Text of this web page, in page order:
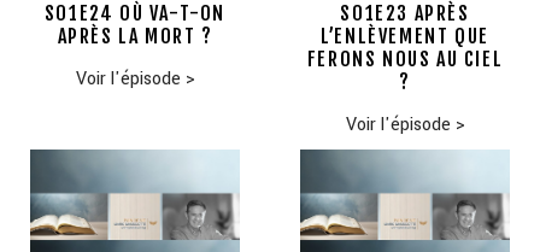
S01E24 OÙ VA-T-ON
APRÈS LA MORT ?
Voir l'épisode >
S01E23 APRÈS
L’ENLÈVEMENT QUE
FERONS NOUS AU CIEL
?
Voir l'épisode >